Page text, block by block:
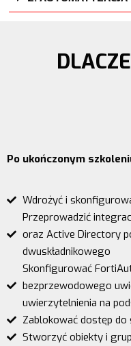
Po ukończonym
Wdrożyć i
Przeprowadzić
oraz Active Directory
dwuskładnikowego
Skonfigurować
bezprzewodowego
uwierzytelnienia na
Zablokować dostęp
Stworzyć obiekty i